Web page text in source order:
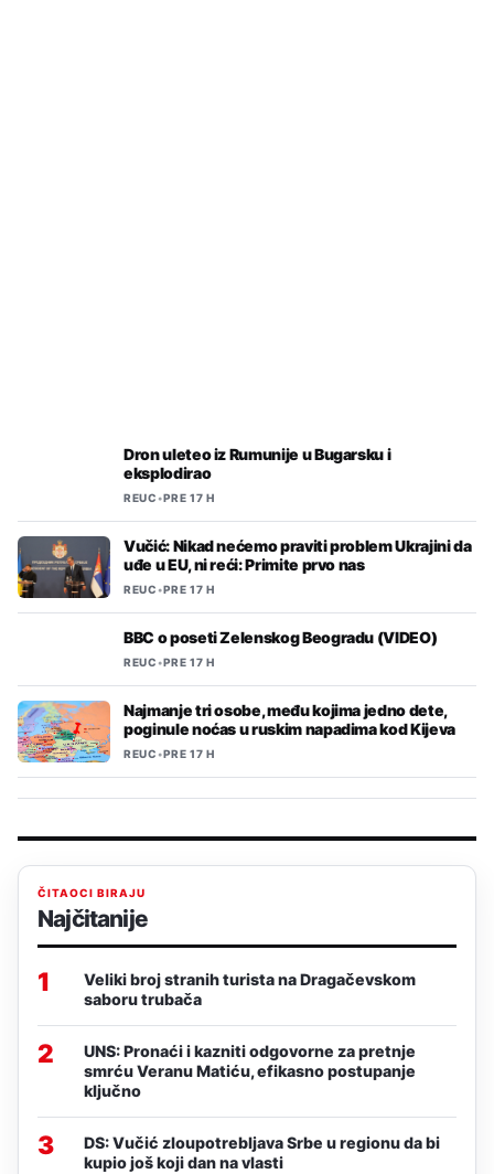
Dron uleteo iz Rumunije u Bugarsku i
eksplodirao
REUC•PRE 17 H
Vučić: Nikad nećemo praviti problem Ukrajini da
uđe u EU, ni reći: Primite prvo nas
REUC•PRE 17 H
BBC o poseti Zelenskog Beogradu (VIDEO)
REUC•PRE 17 H
Najmanje tri osobe, među kojima jedno dete,
poginule noćas u ruskim napadima kod Kijeva
REUC•PRE 17 H
ČITAOCI BIRAJU
Najčitanije
1
Veliki broj stranih turista na Dragačevskom
saboru trubača
2
UNS: Pronaći i kazniti odgovorne za pretnje
smrću Veranu Matiću, efikasno postupanje
ključno
3
DS: Vučić zloupotrebljava Srbe u regionu da bi
kupio još koji dan na vlasti